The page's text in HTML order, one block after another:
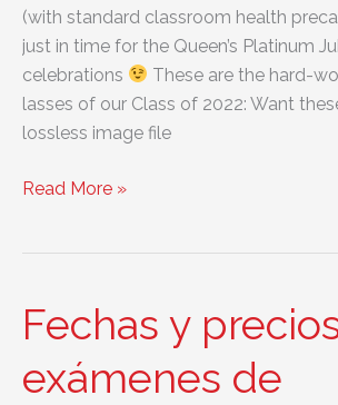
(with standard classroom health
just in time for the Queen’s Platinum
celebrations
These are the hard-
lasses of our Class of 2022: Want
lossless image file
Class
English
spite
Read More »
Fechas y
exámenes de